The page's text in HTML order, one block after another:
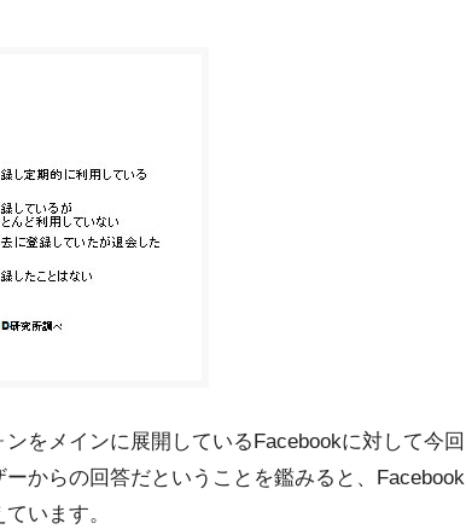
をメインに展開しているFacebookに対して今回
からの回答だということを鑑みると、Facebook
います。